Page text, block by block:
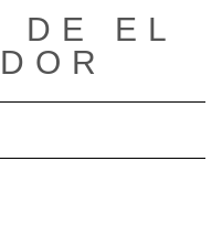
DE EL
modo de navegación